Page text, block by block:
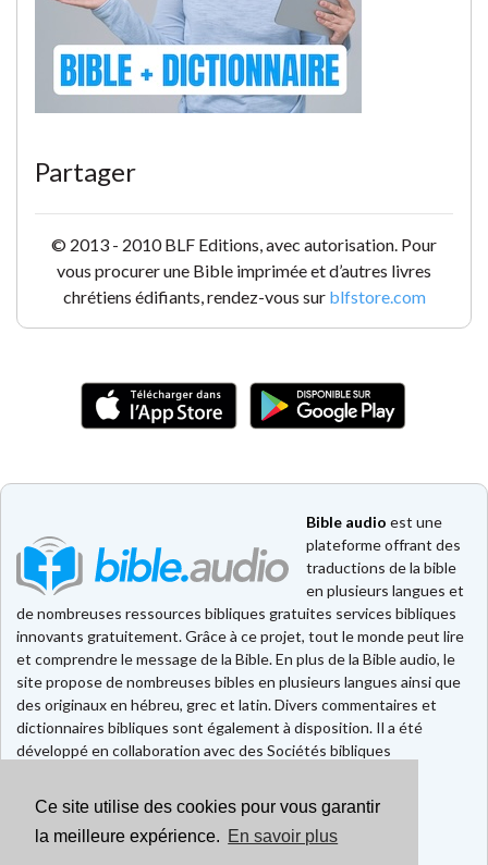
Ce site utilise des cookies pour vous garantir
la meilleure expérience. En savoir plus
Partager
© 2013 - 2010 BLF Editions, avec autorisation. Pour
vous procurer une Bible imprimée et d’autres livres
chrétiens édifiants, rendez-vous sur blfstore.com
Bible audio est une
plateforme offrant des
traductions de la bible
en plusieurs langues et
de nombreuses ressources bibliques gratuites services bibliques
innovants gratuitement. Grâce à ce projet, tout le monde peut lire
et comprendre le message de la Bible. En plus de la Bible audio, le
site propose de nombreuses bibles en plusieurs langues ainsi que
des originaux en hébreu, grec et latin. Divers commentaires et
dictionnaires bibliques sont également à disposition. Il a été
développé en collaboration avec des Sociétés bibliques
Faire un don
Contact